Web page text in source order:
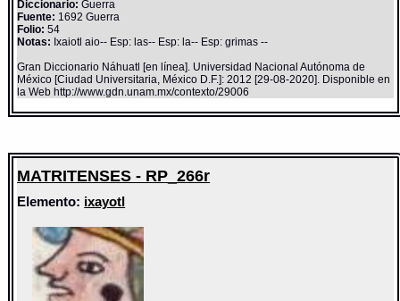
Diccionario:Guerra
Fuente: 1692 Guerra
Folio: 54
Notas: Ixaiotl aio-- Esp: las-- Esp: la-- Esp: grimas --
Gran Diccionario Náhuatl [en línea]. Universidad Nacional Autónoma de
México [Ciudad Universitaria, México D.F.]: 2012 [29-08-2020]. Disponible en
la Web http://www.gdn.unam.mx/contexto/29006
MATRITENSES - RP_266r
Elemento: ixayotl